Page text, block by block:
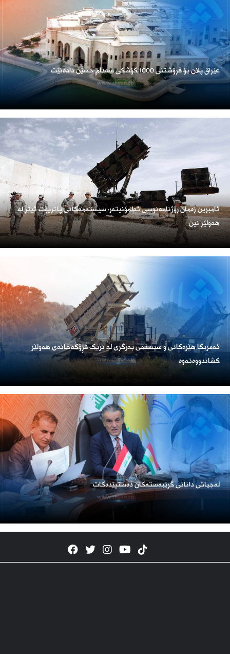
عێراق پلان بۆ فرۆشتنی 1000 کۆشکی سەدام حسێن دادەنێت
ئامبرین زەمان رۆژنامەنوسی ئەلمۆنیتەر: سیستەمەکانی پاتریۆت ئیتر لە
هەولێر نین
ئەمریكا هێزەكانی و سیستمی بەرگری لە نزیک فڕۆكەخانەی هەولێر
كشاندووەتەوە
لەجیاتی دانانی گرێبەستەکان دەستپێدەکات